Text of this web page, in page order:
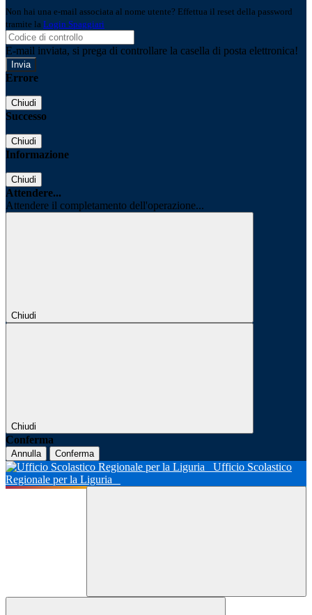
Non hai una e-mail associata al nome utente? Effettua il reset della password
tramite la Login Spaggiari
E-mail inviata, si prega di controllare la casella di posta elettronica!
Errore
Chiudi
Successo
Chiudi
Informazione
Chiudi
Attendere...
Attendere il completamento dell'operazione...
Chiudi
Chiudi
Conferma
Annulla Conferma
Ufficio Scolastico
Regionale per la Liguria